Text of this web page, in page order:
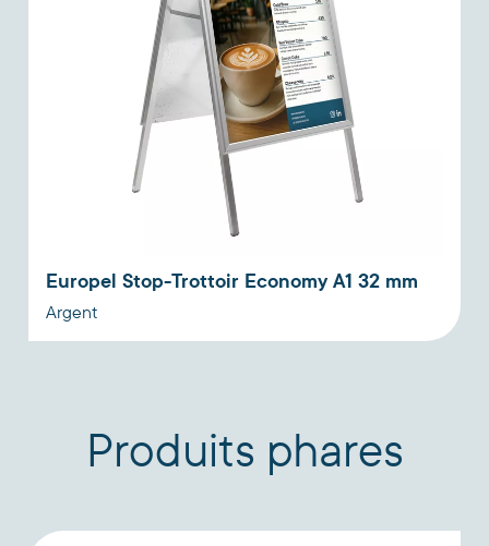
Europel Stop-Trottoir Economy A1 32 mm
Argent
Produits phares